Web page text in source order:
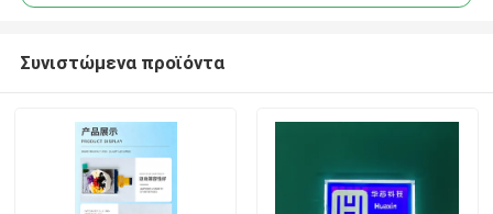
Συνιστώμενα προϊόντα